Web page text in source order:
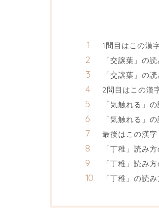
1問目はこの漢
「交譲葉」の
「交譲葉」の
2問目はこの漢
「気触れる」
「気触れる」
最後はこの漢字
「丁稚」読み
「丁稚」読み
「丁稚」の読